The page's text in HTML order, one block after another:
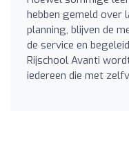
hebben gemeld over
planning, blijven de
de service en
Rijschool Avanti
iedereen die met